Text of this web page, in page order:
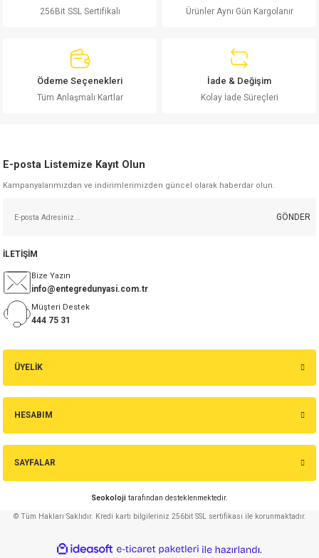
256Bit SSL Sertifikalı Ürünler Aynı Gün Kargolanır
Ödeme Seçenekleri
Tüm Anlaşmalı Kartlar
İade & Değişim
Kolay İade Süreçleri
E-posta Listemize Kayıt Olun
Kampanyalarımızdan ve indirimlerimizden güncel olarak haberdar olun.
GÖNDER
ÜYELİK
HESABIM
SAYFALAR
Seokoloji tarafından desteklenmektedir.
İLETİŞİM
Bize Yazın
info@entegredunyasi.com.tr
Müşteri Destek
444 75 31
© Tüm Hakları Saklıdır. Kredi kartı bilgileriniz 256bit SSL sertifikası ile korunmaktadır.
ideasoft
e-